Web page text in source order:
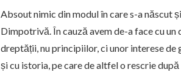
Absout nimic din modul în care s-a născut
Dimpotrivă. În cauză avem de-a face cu
dreptății, nu principiilor, ci unor interese de
și cu istoria, pe care de altfel o rescrie